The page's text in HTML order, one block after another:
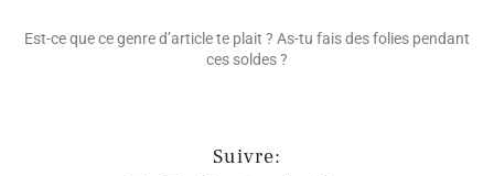
Est-ce que ce genre d’article te plait ? As-tu fais des folies pendant
ces soldes ?
Suivre: